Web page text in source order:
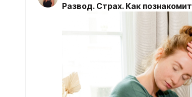
Развод. Страх. Как